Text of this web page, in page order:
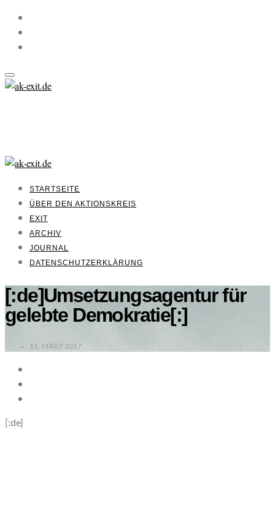
STARTSEITE
ÜBER DEN AKTIONSKREIS
EXIT
ARCHIV
JOURNAL
DATENSCHUTZERKLÄRUNG
[:de]Umsetzungsagentur für
gelebte Demokratie[:]
11. MÄRZ 2017
[:de]